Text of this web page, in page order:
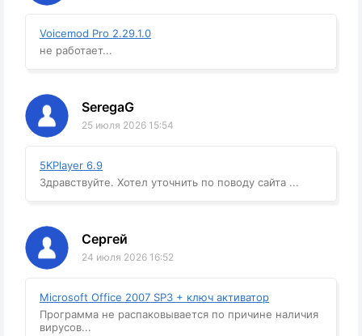
Voicemod Pro 2.29.1.0
не работает...
SeregaG
25 июля 2026 15:54
5KPlayer 6.9
Здравствуйте. Хотел уточнить по поводу сайта ...
Сергей
24 июля 2026 16:52
Microsoft Office 2007 SP3 + ключ активатор
Программа не распаковывается по причине наличия
вирусов...